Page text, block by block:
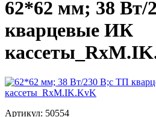
62*62 мм; 38 Вт/
кварцевые ИК
Артикул: 50554